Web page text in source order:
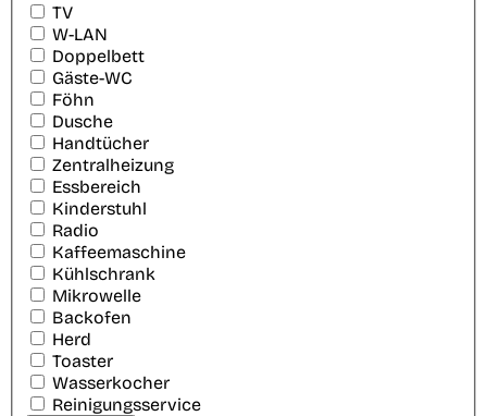
TV
W-LAN
Doppelbett
Gäste-WC
Föhn
Dusche
Handtücher
Zentralheizung
Essbereich
Kinderstuhl
Radio
Kaffeemaschine
Kühlschrank
Mikrowelle
Backofen
Herd
Toaster
Wasserkocher
Reinigungsservice